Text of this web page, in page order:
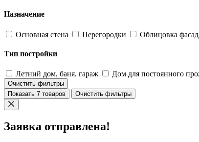
Назначение
Основная стена Перегородки Облицовка
Тип постройки
Летний дом, баня, гараж Дом для постоянного
Очистить фильтры
Показать 7 товаров
Очистить фильтры
Заявка отправлена!